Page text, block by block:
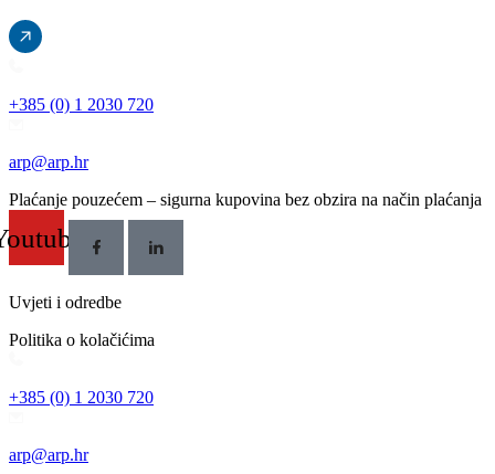
+385 (0) 1 2030 720
arp@arp.hr
Plaćanje pouzećem – sigurna kupovina bez obzira na način plaćanja
Uvjeti i odredbe
Politika o kolačićima
+385 (0) 1 2030 720
arp@arp.hr